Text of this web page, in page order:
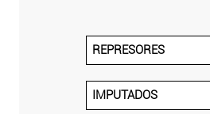
REPRESORES
IMPUTADOS